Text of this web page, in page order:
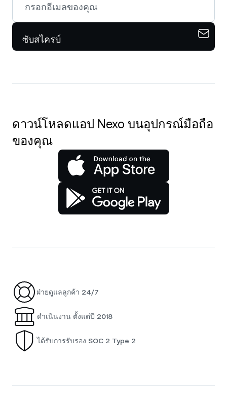
ซับสไครบ์
ดาวน์โหลดแอป Nexo บนอุปกรณ์มือถือ
ของคุณ
ฝ่ายดูแลลูกค้า 24/7
ดำเนินงาน ตั้งแต่ปี 2018
ได้รับการรับรอง SOC 2 Type 2